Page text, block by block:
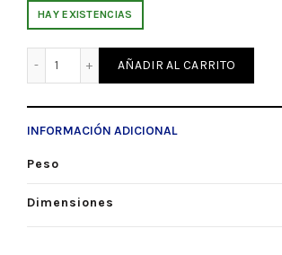
HAY EXISTENCIAS
Toner Alternativo CE505A CF208A
AÑADIR AL CARRITO
INFORMACIÓN ADICIONAL
Peso
Dimensiones